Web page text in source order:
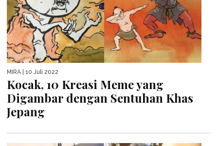
MIRA | 10 Juli 2022
Kocak, 10 Kreasi Meme yang
Digambar dengan Sentuhan Khas
Jepang